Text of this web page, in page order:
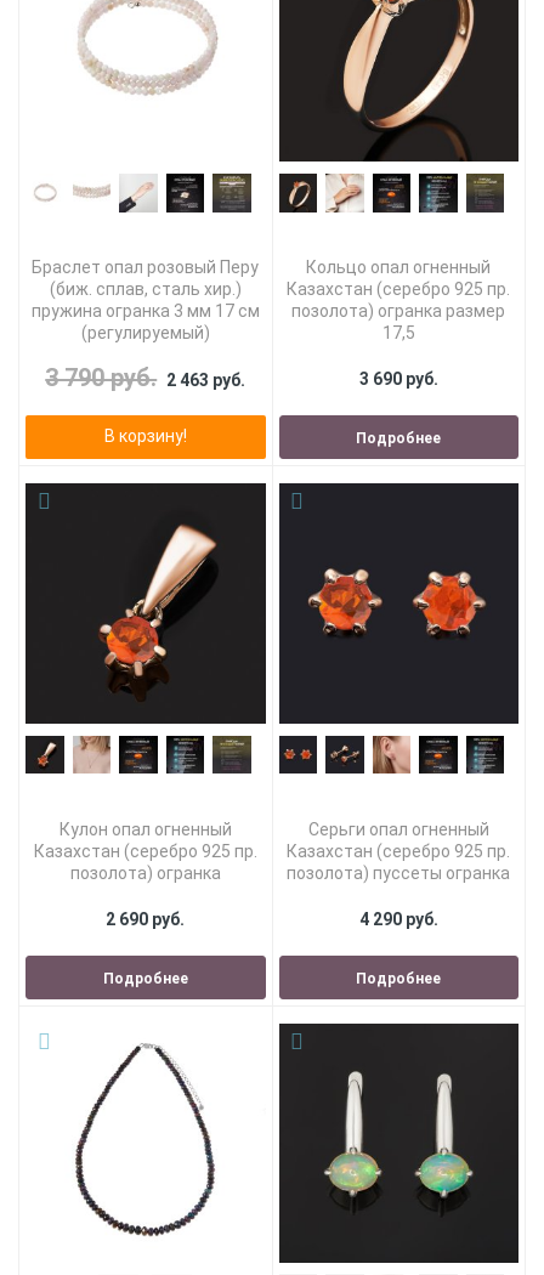
Браслет опал розовый Перу
(биж. сплав, сталь хир.)
пружина огранка 3 мм 17 см
(регулируемый)
3 790 руб. 2 463 руб.
В корзину!
Кольцо опал огненный
Казахстан (серебро 925 пр.
позолота) огранка размер
17,5
3 690 руб.
Подробнее
Кулон опал огненный
Казахстан (серебро 925 пр.
позолота) огранка
2 690 руб.
Подробнее
Серьги опал огненный
Казахстан (серебро 925 пр.
позолота) пуссеты огранка
4 290 руб.
Подробнее